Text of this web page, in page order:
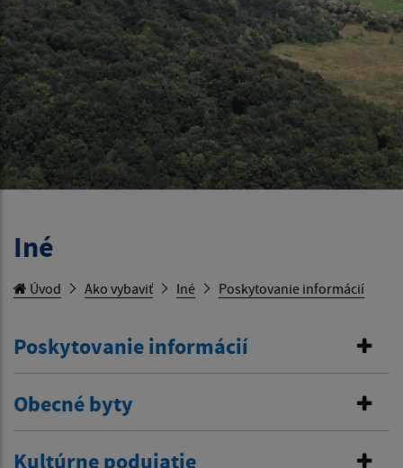
Iné
Úvod Ako vybaviť Iné Poskytovanie informácií
Poskytovanie informácií
Obecné byty
Kultúrne podujatie